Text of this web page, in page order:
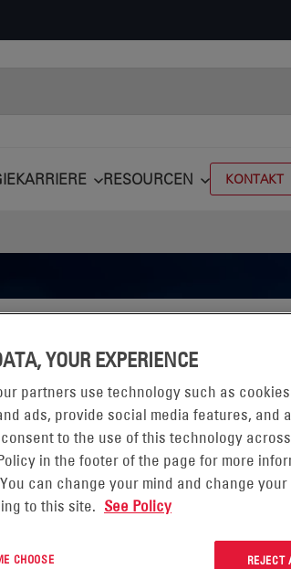
KARRIERE RESOURCEN KONTAKT
11 PRODUKTEN WERDEN
YOUR EXPERIENCE
partners use technology such as
ads, provide social media features, and
to the use of this technology
in the footer of the page for more
can change your mind and change
to this site. See Policy
CHOOSE REJECT